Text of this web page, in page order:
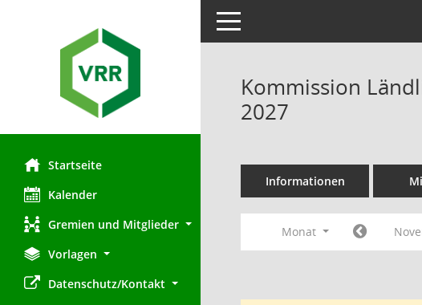
Startseite
Kalender
Gremien und Mitglieder
Vorlagen
Datenschutz/Kontakt
Toggle navigation
Kommission
2027
Informationen
Monat